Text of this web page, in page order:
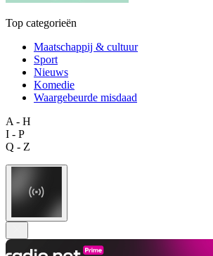
Top categorieën
Maatschappij & cultuur
Sport
Nieuws
Komedie
Waargebeurde misdaad
A - H
I - P
Q - Z